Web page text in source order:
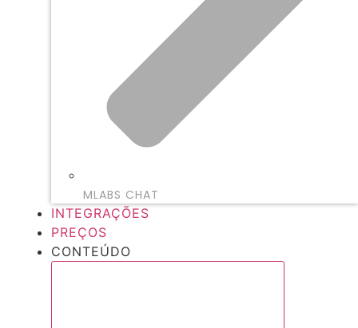
MLABS CHAT
INTEGRAÇÕES
PREÇOS
CONTEÚDO